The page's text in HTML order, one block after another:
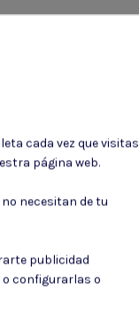
cada vez que visitas
página web.
necesitan de tu
publicidad
o configurarlas o